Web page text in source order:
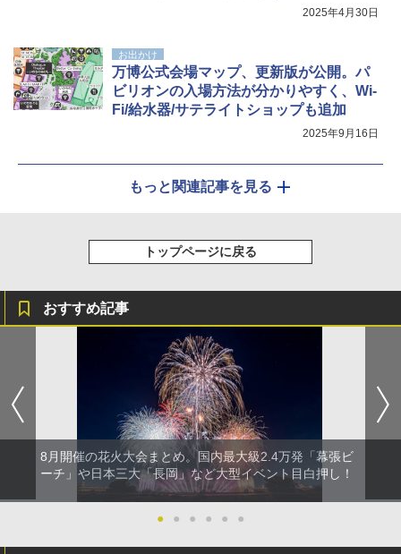
2025年4月30日
お出かけ
万博公式会場マップ、更新版が公開。パ
ビリオンの入場方法が分かりやすく、Wi-
Fi/給水器/サテライトショップも追加
2025年9月16日
もっと関連記事を見る
トップページに戻る
おすすめ記事
8月開催の花火大会まとめ。国内最大級2.4万発「幕張ビ
ーチ」や日本三大「長岡」など大型イベント目白押し！
● ● ● ● ● ●